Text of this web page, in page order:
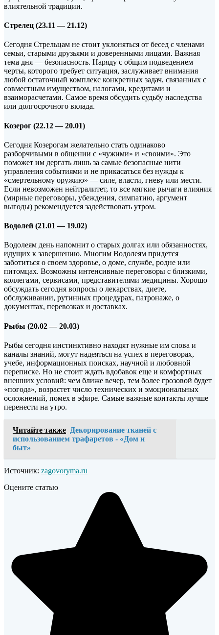
влиятельной традиции.
Стрелец (23.11 — 21.12)
Сегодня Стрельцам не стоит уклоняться от бесед с членами
семьи, старыми друзьями и доверенными лицами. Важная
тема дня — безопасность. Наряду с общим подведением
черты, которого требует ситуация, заслуживает внимания
любой остаточный комплекс конкретных задач, связанных с
совместным имуществом, налогами, кредитами и
взаиморасчетами. Самое время обсудить судьбу наследства
или долгосрочного вклада.
Козерог (22.12 — 20.01)
Сегодня Козерогам желательно стать одинаково
разборчивыми в общении с «чужими» и «своими». Это
поможет им дергать лишь за самые безопасные нити
управления событиями и не прикасаться без нужды к
«смертельному оружию» — силе, власти, гневу или мести.
Если невозможен нейтралитет, то все мягкие рычаги влияния
(мирные переговоры, убеждения, симпатию, аргумент
выгоды) рекомендуется задействовать утром.
Водолей (21.01 — 19.02)
Водолеям день напомнит о старых долгах или обязанностях,
идущих к завершению. Многим Водолеям придется
заботиться о своем здоровье, о доме, службе, родне или
питомцах. Возможны интенсивные переговоры с близкими,
коллегами, сервисами, представителями медицины. Хорошо
обсуждать сегодня вопросы о лекарствах, диете,
обслуживании, рутинных процедурах, патронаже, о
документах, перевозках и доставках.
Рыбы (20.02 — 20.03)
Рыбы сегодня инстинктивно находят нужные им слова и
каналы знаний, могут надеяться на успех в переговорах,
учебе, информационных поисках, научной и любовной
переписке. Но не стоит ждать вдобавок еще и комфортных
внешних условий: чем ближе вечер, тем более грозовой будет
«погода», возрастет число технических и эмоциональных
осложнений, помех в эфире. Самые важные контакты лучше
перенести на утро.
Читайте также Декорирование тканей с
использованием трафаретов - «Дом и
быт»
Источник: zagovoryma.ru
Оцените статью